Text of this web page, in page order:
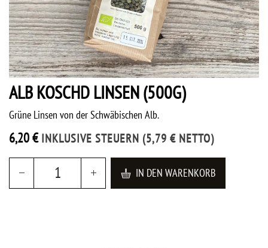
ALB KOSCHD LINSEN (500G)
Grüne Linsen von der Schwäbischen Alb.
6,20€ INKLUSIVE STEUERN (5,79 € NETTO)
IN DEN WARENKORB